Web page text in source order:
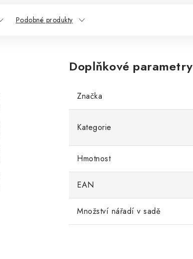
Podobné produkty
Doplňkové parametry
Značka
Kategorie
Hmotnost
EAN
Množství nářadí v sadě